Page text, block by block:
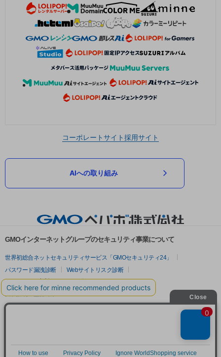
コーポレートサイト採用サイト
AIへの取り組み
GMOインターネットグループのセキュリティ事業について
世界初総合ネットセキュリティサービス「GMOセキュリティ24」
パスワード漏洩診断
Webサイトリスク診断
セキュリティ相談AIチャットボット
実在証明・盗聴対策
サイバー攻撃対策（GMOサイバーセキュリティ byイエラエ）